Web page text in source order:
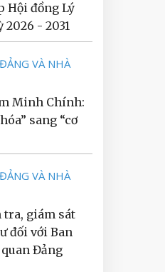
Hội đồng Lý
- 2031
VÀ NHÀ
Minh Chính:
sang “cơ
VÀ NHÀ
tra, giám sát
đối với Ban
Đảng